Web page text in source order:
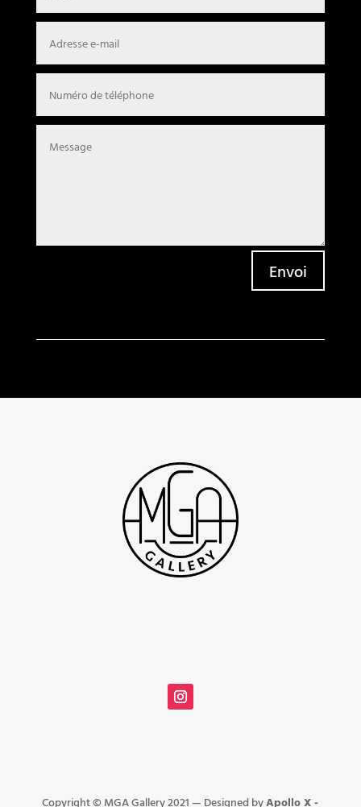
Envoi
Copyright © MGA Gallery 2021 — Designed byApollo X -